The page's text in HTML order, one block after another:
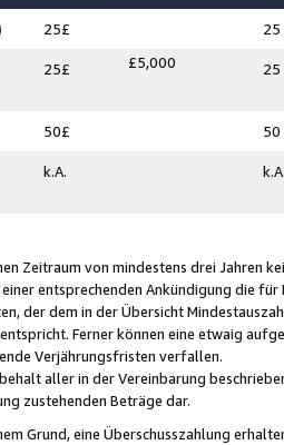
25£ 25
25£ £5,000 25
50£ 50
k.A.
Zeitraum von mindestens drei Jahren
entsprechenden Ankündigung die
der dem in der Übersicht
Ferner können eine etwaig
Verjährungsfristen verfallen.
aller in der Vereinbarung
zustehenden Beträge dar.
Grund, eine Überschusszahlung